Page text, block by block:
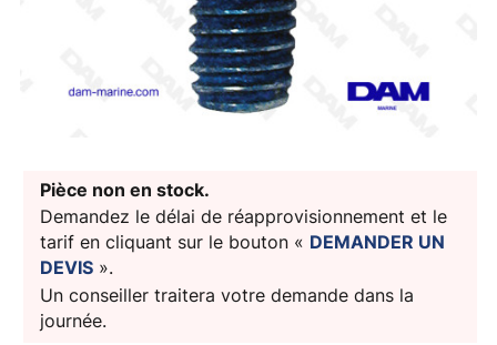
Pièce non en stock.
Demandez le délai de réapprovisionnement et le
tarif en cliquant sur le bouton « DEMANDER UN
DEVIS».
Un conseiller traitera votre demande dans la
journée.